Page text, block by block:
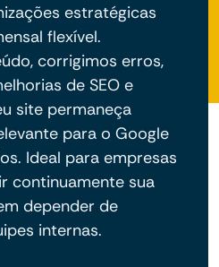
estratégicas
flexível.
corrigimos erros,
de SEO e
site permaneça
para o Google
Ideal para empresas
continuamente sua
depender de
internas.